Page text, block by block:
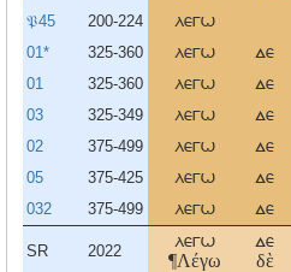
𝔓45 200-224 λεγω
01* 325-360 λεγω δε
01 325-360 λεγω δε
03 325-349 λεγω δε
02 375-499 λεγω δε
05 375-425 λεγω δε
032 375-499 λεγω δε
SR 2022
λεγω
¶Λέγω
δε
δὲ